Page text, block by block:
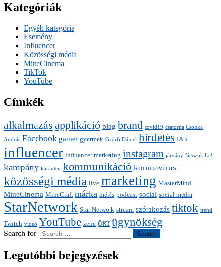
Kategóriák
Egyéb kategória
Esemény
Influencer
Közösségi média
MineCinema
TikTok
YouTube
Címkék
alkalmazás applikáció blog brand covid19 csatorna Csonka
András Facebook gamer gyermek Győrfi Dániel hirdetés IAB
influencer influencer marketing instagram járvány Játsszuk Le!
kampány karantén kommunikáció koronavírus
közösségi média live marketing MasterMind
MineCinema MineCraft márka mérés podcast social social media
StarNetwork Star Network stream szórakozás tiktok trend
Twitch videó YouTube zene ÖRT ügynökség
Search for: Search
Legutóbbi bejegyzések